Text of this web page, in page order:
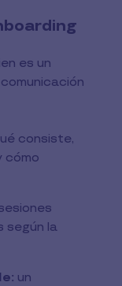
es un
consiste,
cómo
según la
un